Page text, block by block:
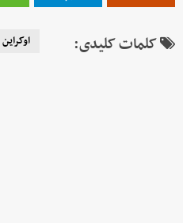
کلمات کلیدی: اوکراین